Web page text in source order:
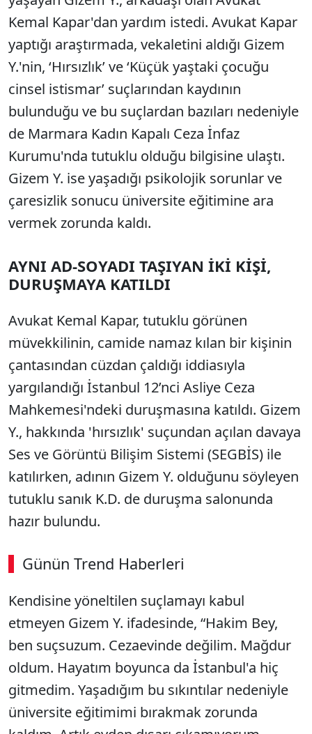
Kemal Kapar'dan yardım istedi. Avukat Kapar
yaptığı araştırmada, vekaletini aldığı Gizem
Y.'nin, ‘Hırsızlık’ ve ‘Küçük yaştaki çocuğu
cinsel istismar’ suçlarından kaydının
bulunduğu ve bu suçlardan bazıları nedeniyle
de Marmara Kadın Kapalı Ceza İnfaz
Kurumu'nda tutuklu olduğu bilgisine ulaştı.
Gizem Y. ise yaşadığı psikolojik sorunlar ve
çaresizlik sonucu üniversite eğitimine ara
vermek zorunda kaldı.
AYNI AD-SOYADI TAŞIYAN İKİ KİŞİ,
DURUŞMAYA KATILDI
Avukat Kemal Kapar, tutuklu görünen
müvekkilinin, camide namaz kılan bir kişinin
çantasından cüzdan çaldığı iddiasıyla
yargılandığı İstanbul 12’nci Asliye Ceza
Mahkemesi'ndeki duruşmasına katıldı. Gizem
Y., hakkında 'hırsızlık' suçundan açılan davaya
Ses ve Görüntü Bilişim Sistemi (SEGBİS) ile
katılırken, adının Gizem Y. olduğunu söyleyen
tutuklu sanık K.D. de duruşma salonunda
hazır bulundu.
Günün Trend Haberleri
00:02 / 08:43
Kendisine yöneltilen suçlamayı kabul
etmeyen Gizem Y. ifadesinde, “Hakim Bey,
ben suçsuzum. Cezaevinde değilim. Mağdur
oldum. Hayatım boyunca da İstanbul'a hiç
gitmedim. Yaşadığım bu sıkıntılar nedeniyle
üniversite eğitimimi bırakmak zorunda